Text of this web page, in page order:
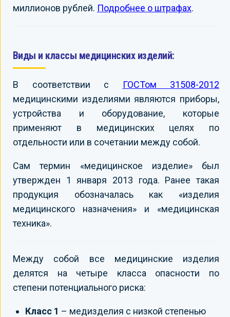
миллионов рублей. Подробнее о штрафах.
Виды и классы медицинских изделий:
В соответствии с
ГОСТом 31508-2012
медицинскими изделиями являются приборы,
устройства и оборудование, которые
применяют в медицинских целях по
отдельности или в сочетании между собой.
Сам термин «медицинское изделие» был
утвержден 1 января 2013 года. Ранее такая
продукция обозначалась как «изделия
медицинского назначения» и «медицинская
техника».
Между собой все медицинские изделия
делятся на четыре класса опасности по
степени потенциального риска:
Класс 1 – медизделия с низкой степенью